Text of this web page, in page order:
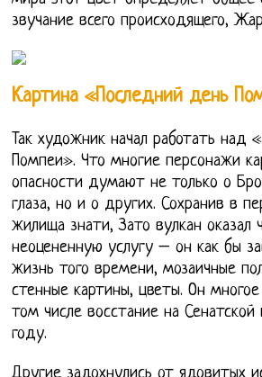
звучание всего происходящего,
Картина «Последний день
Так художник начал работать над
Помпеи». Что многие персонажи
опасности думают не только о
глаза, но и о других. Сохранив в
жилища знати, Зато вулкан оказал
неоцененную услугу – он как бы
жизнь того времени, мозаичные
стенные картины, цветы. Он
том числе восстание на
году.